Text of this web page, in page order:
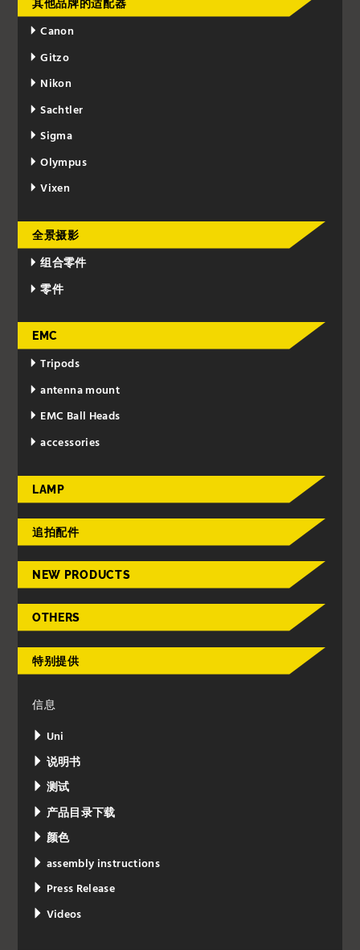
其他品牌的适配器
Canon
Gitzo
Nikon
Sachtler
Sigma
Olympus
Vixen
全景摄影
组合零件
零件
EMC
Tripods
antenna mount
EMC Ball Heads
accessories
LAMP
追拍配件
NEW PRODUCTS
OTHERS
特别提供
信息
Uni
说明书
测试
产品目录下载
颜色
assembly instructions
Press Release
Videos